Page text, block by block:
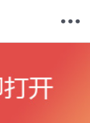
我的当当